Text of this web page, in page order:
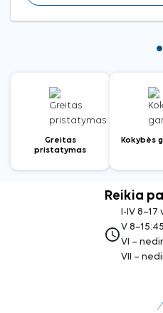
Greitas
pristatymas
Kokybės
Reikia
access_time
I-IV 8–17
V
VI –
VII –